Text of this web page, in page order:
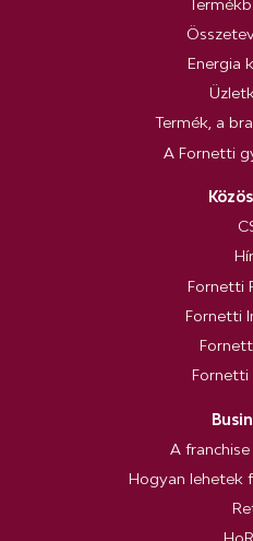
Energia
Termék, a
A Fornetti
Fornetti
Fornetti
Fornetti
A
Hogyan lehetek